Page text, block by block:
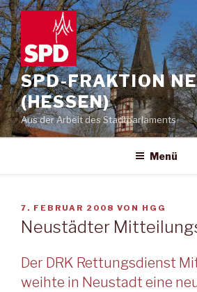
Zum
Inhalt
springen
SPD-FRAKTION
(HESSEN)
Aus der Arbeit des Stadtparlaments
Menü
VERÖFFENTLICHT
AM
7. FEBRUAR 2008 VON HGG
Neustädter
Der DRK Rettungsdienst
weihte in Neustadt eine